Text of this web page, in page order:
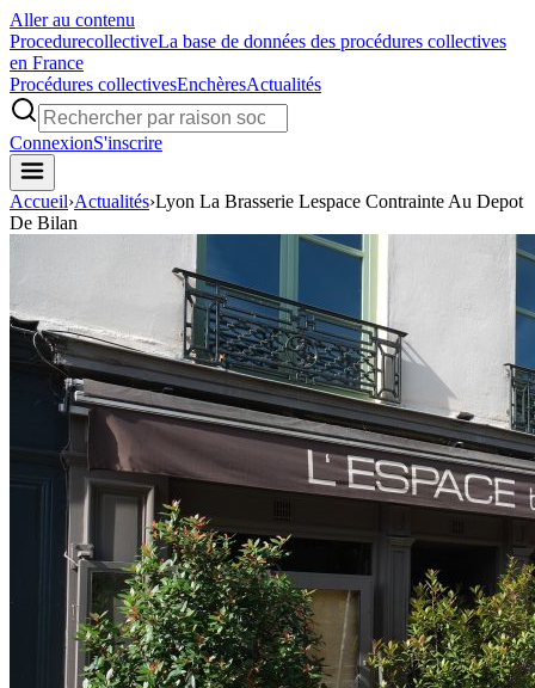
Aller au contenu
ProcedurecollectiveLa base de données des procédures collectives
en France
Procédures collectivesEnchèresActualités
ConnexionS'inscrire
Accueil›Actualités›Lyon La Brasserie Lespace Contrainte Au Depot
De Bilan